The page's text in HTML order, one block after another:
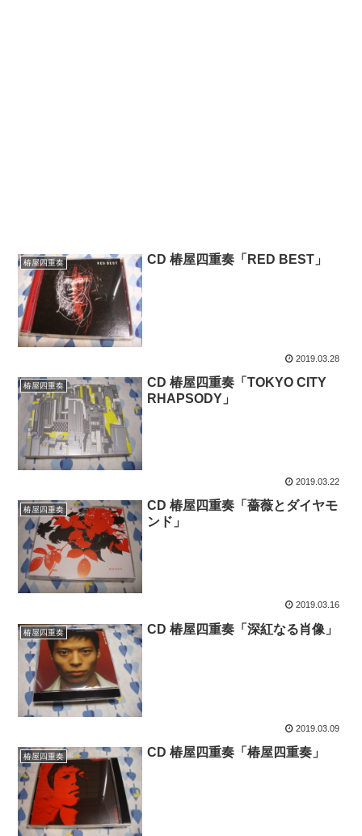
椿屋四重奏 CD 椿屋四重奏「RED BEST」
2019.03.28
椿屋四重奏
CD 椿屋四重奏「TOKYO CITY
RHAPSODY」
2019.03.22
椿屋四重奏
CD 椿屋四重奏「薔薇とダイヤモ
ンド」
2019.03.16
椿屋四重奏 CD 椿屋四重奏「深紅なる肖像」
2019.03.09
椿屋四重奏 CD 椿屋四重奏「椿屋四重奏」